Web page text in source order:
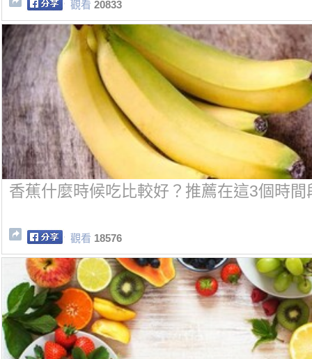
觀看 20833
香蕉什麼時候吃比較好？推薦在這3個時間
觀看 18576